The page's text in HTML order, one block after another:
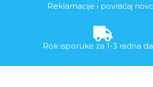
Reklamacije i povraćaj
Rok isporuke za 1-3 radna